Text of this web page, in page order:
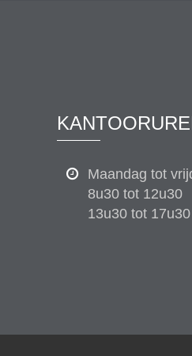
Maandag tot
8u30 tot 12u30
13u30 tot 17u30